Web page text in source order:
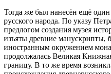
Тогда же был нанесён ещё
русского народа. По указу
предлогом создания музея
изъяты древние манускрипты,
иностранным окружением
продолжалась Великая
границу. В то же время